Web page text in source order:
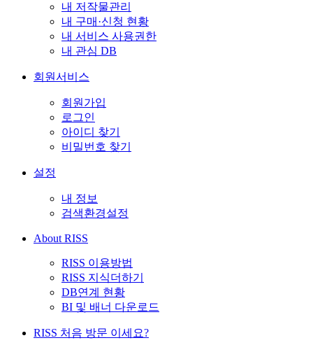
내 저작물관리
내 구매·신청 현황
내 서비스 사용권한
내 관심 DB
회원서비스
회원가입
로그인
아이디 찾기
비밀번호 찾기
설정
내 정보
검색환경설정
About RISS
RISS 이용방법
RISS 지식더하기
DB연계 현황
BI 및 배너 다운로드
RISS 처음 방문 이세요?